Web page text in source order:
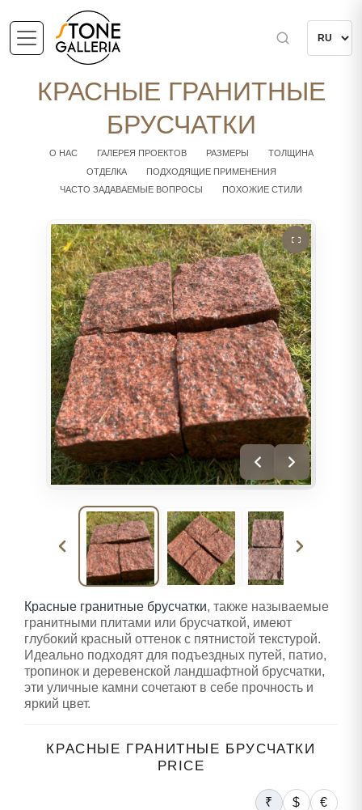
КРАСНЫЕ ГРАНИТНЫЕ
БРУСЧАТКИ
О НАС ГАЛЕРЕЯ ПРОЕКТОВ РАЗМЕРЫ
ТОЛЩИНА
ОТДЕЛКА
ПОДХОДЯЩИЕ ПРИМЕНЕНИЯ
ЧАСТО ЗАДАВАЕМЫЕ ВОПРОСЫ
ПОХОЖИЕ СТИЛИ
Красные гранитные брусчатки, также называемые
гранитными плитами или брусчаткой, имеют
глубокий красный оттенок с пятнистой текстурой.
Идеально подходят для подъездных путей, патио,
тропинок и деревенской ландшафтной брусчатки,
эти уличные камни сочетают в себе прочность и
яркий цвет.
КРАСНЫЕ ГРАНИТНЫЕ БРУСЧАТКИ
PRICE
₹ $ €